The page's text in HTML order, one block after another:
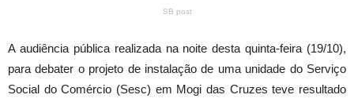
SB post
A audiência pública realizada na noite desta quinta-feira (19/10),
para debater o projeto de instalação de uma unidade do Serviço
Social do Comércio (Sesc) em Mogi das Cruzes teve resultado